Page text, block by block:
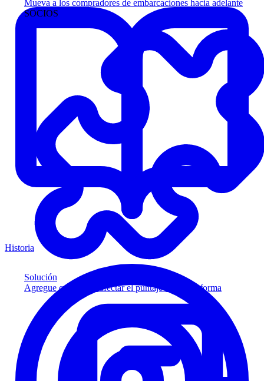
Mueva a los compradores de embarcaciones hacia adelante
SOCIOS
Solución
Agregue crédito sin afectar el puntaje a su plataforma
Historia